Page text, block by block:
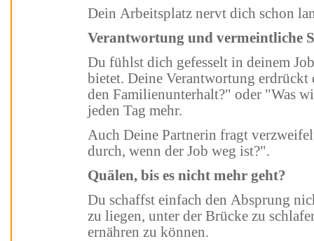
Verantwortung und
Du fühlst dich gefesselt in deinem Job, der dir vermeintliche Sicherheit
bietet. Deine Verantwortung erdrückt dich. Fragen
den Familienunterhalt?" oder "Was wird aus unserem Haus?" belasten Dich
jeden Tag mehr.
Auch Deine Partnerin fragt verzweifelt: "Wie bringen wir bloß die Kinder
durch, wenn der Job weg ist?".
Quälen, bis es nicht mehr geht?
Du schaffst einfach den Absprung nicht. Du hast Angst davor, auf der Straße
zu liegen, unter der Brücke zu schlafen oder deine
ernähren zu können.